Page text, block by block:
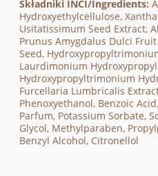
Składniki INCI/Ingredients:
Hydroxyethylcellulose,
Usitatissimum Seed Extract,
Prunus Amygdalus Dulci
Seed,
Laurdimonium
Hydroxypropyltrimonium
Furcellaria Lumbricalis
Phenoxyethanol, Benzoic
Parfum, Potassium Sorbate,
Glycol, Methylparaben,
Benzyl Alcohol, Citronellol